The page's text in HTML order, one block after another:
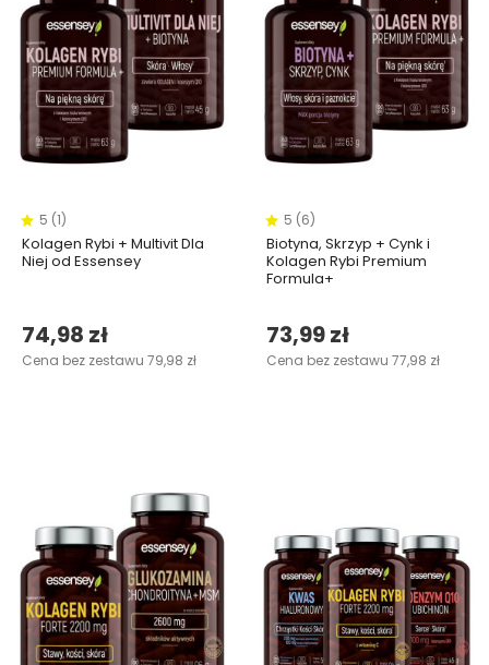
5 (1)
Kolagen Rybi + Multivit Dla
Niej od Essensey
74,98 zł
Cena bez zestawu 79,98 zł
5 (6)
Biotyna, Skrzyp + Cynk i
Kolagen Rybi Premium
Formula+
73,99 zł
Cena bez zestawu 77,98 zł